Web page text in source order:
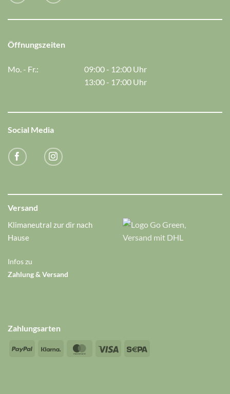
Öffnungszeiten
Mo. - Fr.:
09:00 - 12:00 Uhr
13:00 - 17:00 Uhr
Social Media
Versand
Klimaneutral zur dir nach
Hause
Infos zu
Zahlung & Versand
Zahlungsarten
PayPal
Klarna MasterCard
Visa